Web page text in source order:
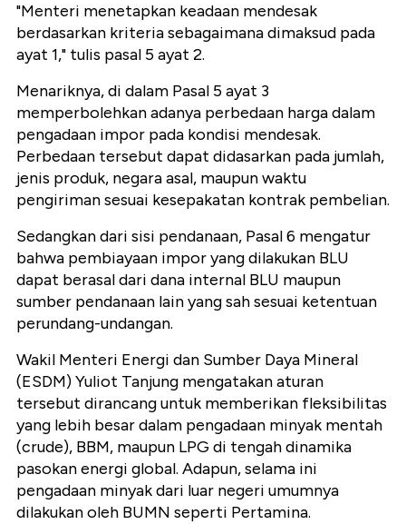
"Menteri menetapkan keadaan mendesak
berdasarkan kriteria sebagaimana dimaksud pada
ayat 1," tulis pasal 5 ayat 2.
Menariknya, di dalam Pasal 5 ayat 3
memperbolehkan adanya perbedaan harga dalam
pengadaan impor pada kondisi mendesak.
Perbedaan tersebut dapat didasarkan pada jumlah,
jenis produk, negara asal, maupun waktu
pengiriman sesuai kesepakatan kontrak pembelian.
Sedangkan dari sisi pendanaan, Pasal 6 mengatur
bahwa pembiayaan impor yang dilakukan BLU
dapat berasal dari dana internal BLU maupun
sumber pendanaan lain yang sah sesuai ketentuan
perundang-undangan.
Wakil Menteri Energi dan Sumber Daya Mineral
(ESDM) Yuliot Tanjung mengatakan aturan
tersebut dirancang untuk memberikan fleksibilitas
yang lebih besar dalam pengadaan minyak mentah
(crude), BBM, maupun LPG di tengah dinamika
pasokan energi global. Adapun, selama ini
pengadaan minyak dari luar negeri umumnya
dilakukan oleh BUMN seperti Pertamina.